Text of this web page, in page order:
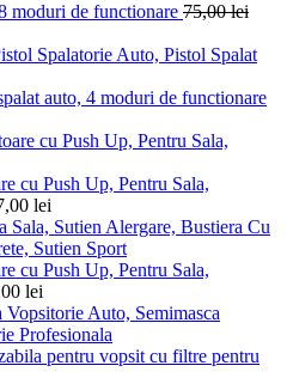
moduri de functionare 75,00lei
auto, 4 moduri de functionare
cu Push Up, Pentru Sala,
lei
cu Push Up, Pentru Sala,
lei
pentru vopsit cu filtre pentru